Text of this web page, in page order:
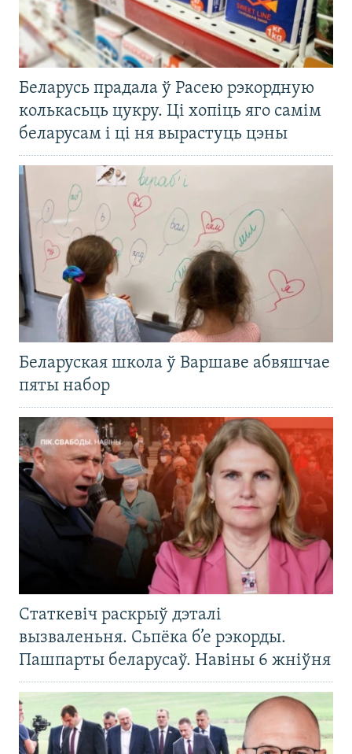
Беларусь прадала ў Расею рэкордную
колькасьць цукру. Ці хопіць яго самім
беларусам і ці ня вырастуць цэны
Беларуская школа ў Варшаве абвяшчае
пяты набор
Статкевіч раскрыў дэталі
вызваленьня. Сьпёка б’е рэкорды.
Пашпарты беларусаў. Навіны 6 жніўня